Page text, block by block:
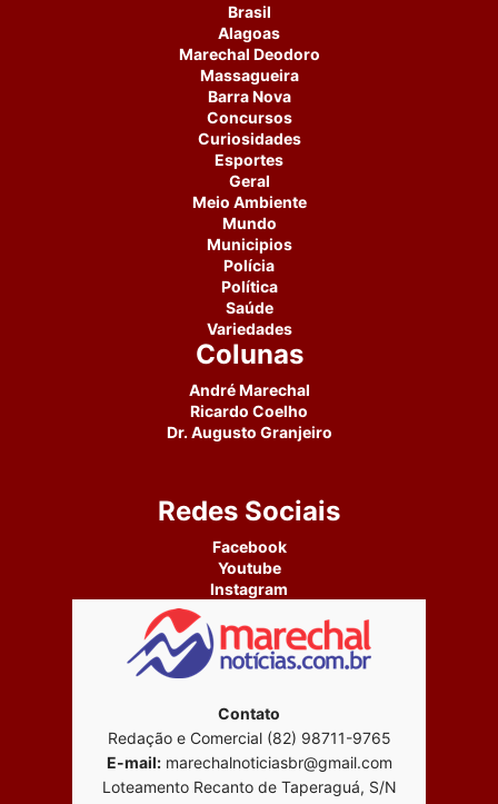
Brasil
Alagoas
Marechal Deodoro
Massagueira
Barra Nova
Concursos
Curiosidades
Esportes
Geral
Meio Ambiente
Mundo
Municipios
Polícia
Política
Saúde
Variedades
Colunas
André Marechal
Ricardo Coelho
Dr. Augusto Granjeiro
Redes Sociais
Facebook
Youtube
Instagram
Contato
Redação e Comercial (82) 98711-9765
E-mail:marechalnoticiasbr@gmail.com
Loteamento Recanto de Taperaguá, S/N